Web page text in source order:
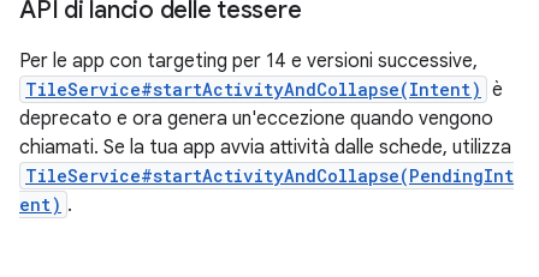
API di lancio delle tessere
Per le app con targeting per 14 e versioni successive,
TileService#startActivityAndCollapse(Intent) è
deprecato e ora genera un'eccezione quando vengono
chiamati. Se la tua app avvia attività dalle schede, utilizza
TileService#startActivityAndCollapse(PendingInt
ent) .